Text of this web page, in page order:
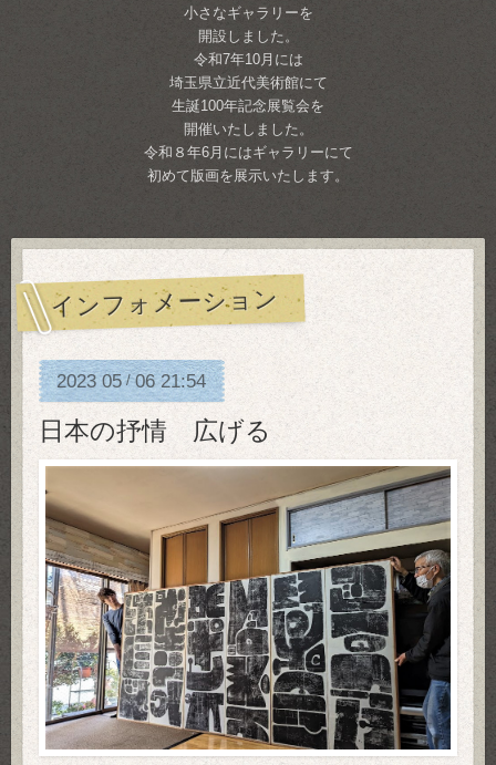
小さなギャラリーを
開設しました。
令和7年10月には
埼玉県立近代美術館にて
生誕100年記念展覧会を
開催いたしました。
令和８年6月にはギャラリーにて
初めて版画を展示いたします。
インフォメーション
2023 05/06 21:54
日本の抒情 広げる